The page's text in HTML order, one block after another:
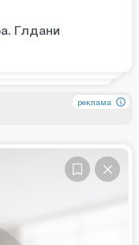
Глдани
реклама
реклама
реклама